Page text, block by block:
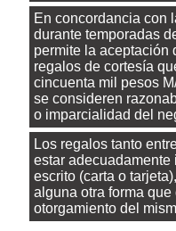
En concordancia con
durante temporadas
permite la aceptación
regalos de cortesía
cincuenta mil pesos
se consideren
o imparcialidad del
Los regalos tanto
estar
escrito (carta o
alguna otra forma
otorgamiento del